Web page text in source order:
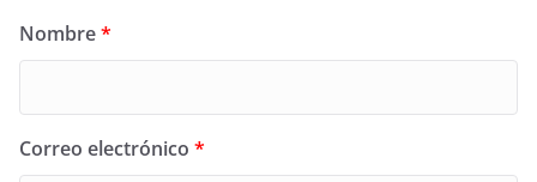
Nombre*
Correo electrónico *